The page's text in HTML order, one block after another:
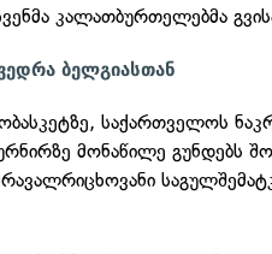
კალათბურთელებმა
ბელგიასთან
საქართველოს
მონაწილე გუნდებს